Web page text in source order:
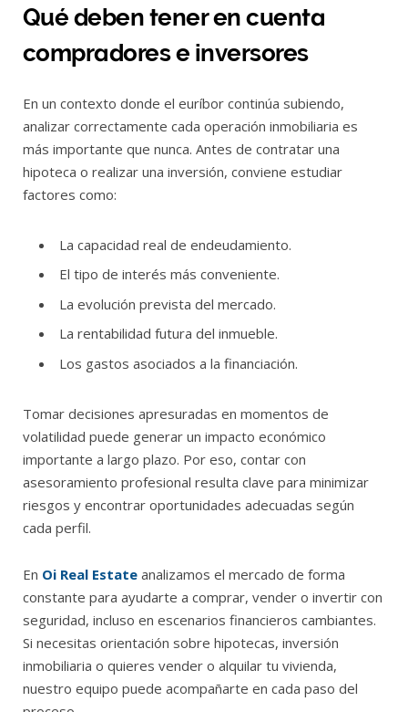
Qué deben tener en cuenta
compradores e inversores
En un contexto donde el euríbor continúa subiendo,
analizar correctamente cada operación inmobiliaria es
más importante que nunca. Antes de contratar una
hipoteca o realizar una inversión, conviene estudiar
factores como:
La capacidad real de endeudamiento.
El tipo de interés más conveniente.
La evolución prevista del mercado.
La rentabilidad futura del inmueble.
Los gastos asociados a la financiación.
Tomar decisiones apresuradas en momentos de
volatilidad puede generar un impacto económico
importante a largo plazo. Por eso, contar con
asesoramiento profesional resulta clave para minimizar
riesgos y encontrar oportunidades adecuadas según
cada perfil.
En Oi Real Estate analizamos el mercado de forma
constante para ayudarte a comprar, vender o invertir con
seguridad, incluso en escenarios financieros cambiantes.
Si necesitas orientación sobre hipotecas, inversión
inmobiliaria o quieres vender o alquilar tu vivienda,
nuestro equipo puede acompañarte en cada paso del